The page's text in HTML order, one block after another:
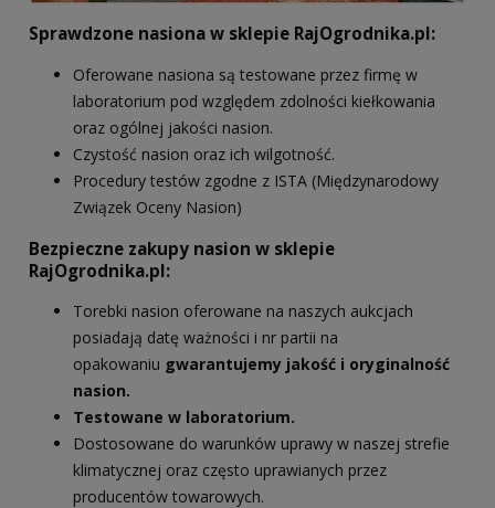
Sprawdzone nasiona w sklepie RajOgrodnika.pl:
Oferowane nasiona są testowane przez firmę w
laboratorium pod względem zdolności kiełkowania
oraz ogólnej jakości nasion.
Czystość nasion oraz ich wilgotność.
Procedury testów zgodne z ISTA (Międzynarodowy
Związek Oceny Nasion)
Bezpieczne zakupy nasion w sklepie
RajOgrodnika.pl:
Torebki nasion oferowane na naszych aukcjach
posiadają datę ważności i nr partii na
opakowaniu gwarantujemy jakość i oryginalność
nasion.
Testowane w laboratorium.
Dostosowane do warunków uprawy w naszej strefie
klimatycznej oraz często uprawianych przez
producentów towarowych.